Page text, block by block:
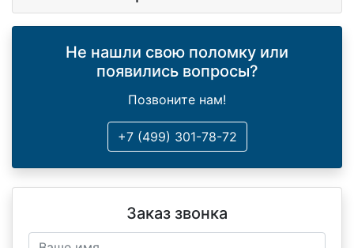
Не нашли свою поломку или
появились вопросы?
Позвоните нам!
+7 (499) 301-78-72
Заказ звонка